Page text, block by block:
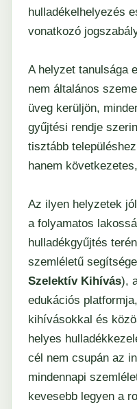
hulladékelhelyezés
vonatkozó
A helyzet tanulsága
nem általános
üveg kerüljön,
gyűjtési rendje
tisztább
hanem
Az ilyen helyzetek
a folyamatos
hulladékgyűjtés
szemléletű
Szelektív Kihívás),
edukációs
kihívásokkal és
helyes
cél nem csupán az
mindennapi
kevesebb legyen a